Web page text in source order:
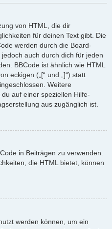
von HTML, die dir
für deinen Text gibt. Die
werden durch die Board-
auch durch dich für jeden
BBCode ist ähnlich wie HTML
eckigen („[“ und „]“) statt
Weitere
auf einer speziellen Hilfe-
aus zugänglich ist.
in Beiträgen zu verwenden.
die HTML bietet, können
werden können, um ein